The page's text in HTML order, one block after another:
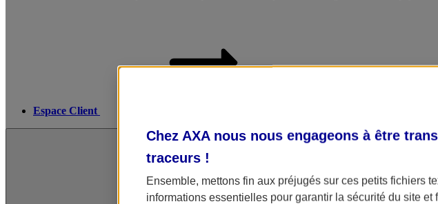
Espace Client
Chez AXA nous nous engageons à être
traceurs !
Ensemble, mettons fin aux préjugés sur ces petits fichiers
informations essentielles pour garantir la sécurité du site